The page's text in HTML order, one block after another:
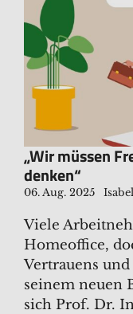
„Wir müssen
denken“
06. Aug. 2025
Viele
Homeoffice,
Vertrauens
seinem neuen
sich Prof. Dr.